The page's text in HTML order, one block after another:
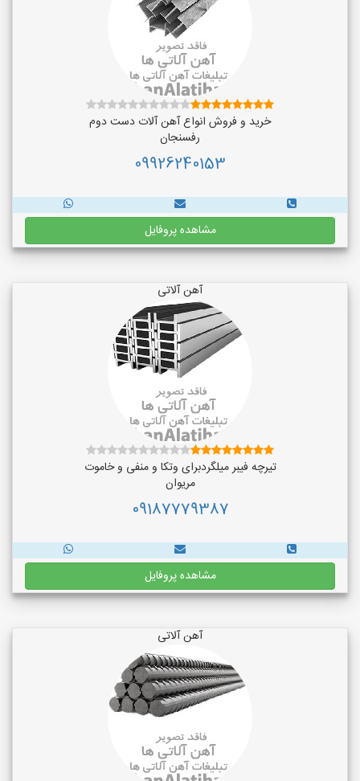
خرید و فروش انواع آهن آلات دست دوم
رفسنجان
09926240153
مشاهده پروفایل
آهن آلاتی
تیرچه فیبر میلگردبرای وتکا و منفی و خاموت
مریوان
09187779387
مشاهده پروفایل
آهن آلاتی